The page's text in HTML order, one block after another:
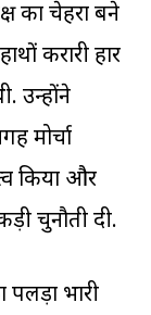
का चेहरा बने
करारी हार
उन्होंने
मोर्चा
किया और
चुनौती दी.
भारी